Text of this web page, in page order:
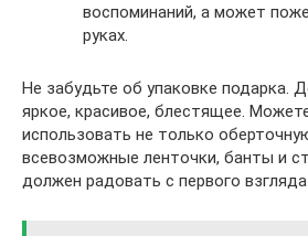
воспоминаний, а может
руках.
Не забудьте об упаковке подарка.
яркое, красивое, блестящее.
использовать не только
всевозможные ленточки, банты и
должен радовать с первого